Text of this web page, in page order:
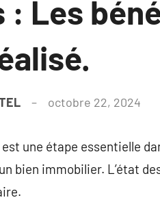
Les
octobre 22, 2024
est une étape essentielle
bien immobilier. L’état